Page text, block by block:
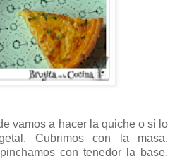
vamos a hacer la quiche o si lo
Cubrimos con la masa,
con tenedor la base.